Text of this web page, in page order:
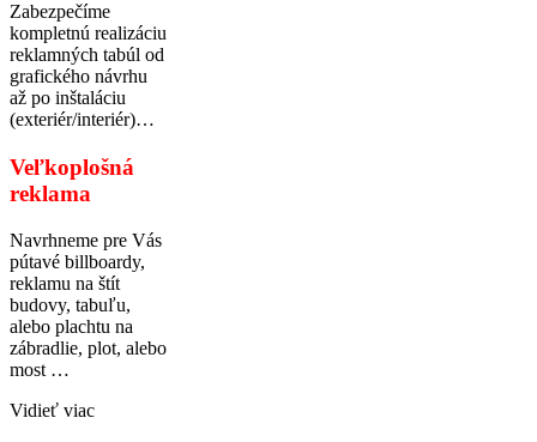
Zabezpečíme
kompletnú realizáciu
reklamných tabúl od
grafického návrhu
až po inštaláciu
(exteriér/interiér)…
Veľkoplošná
reklama
Navrhneme pre Vás
pútavé billboardy,
reklamu na štít
budovy, tabuľu,
alebo plachtu na
zábradlie, plot, alebo
most …
Vidieť viac